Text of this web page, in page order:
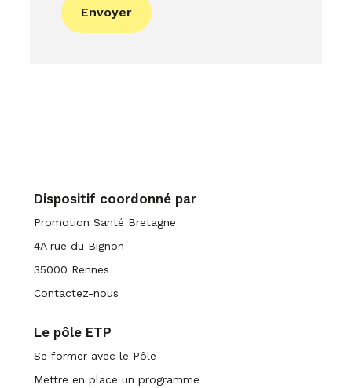
Envoyer
Dispositif coordonné par
Promotion Santé Bretagne
4A rue du Bignon
35000 Rennes
Contactez-nous
Le pôle ETP
Se former avec le Pôle
Mettre en place un programme